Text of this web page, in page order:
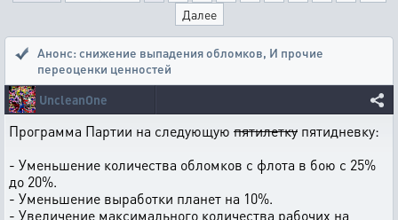
Далее
Анонс: снижение выпадения обломков, И прочие
переоценки ценностей
UncleanOne
Программа Партии на следующую пятилетку пятидневку:
- Уменьшение количества обломков с флота в бою с 25%
до 20%.
- Уменьшение выработки планет на 10%.
- Увеличение максимального количества рабочих на